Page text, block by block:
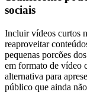
sociais
Incluir vídeos curtos
reaproveitar
pequenas porcões
em formato de vídeo
alternativa para
público que ainda